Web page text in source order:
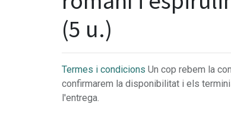
(5 u.)
Termes i condicions Un cop rebem la
confirmarem la disponibilitat i els
l'entrega.